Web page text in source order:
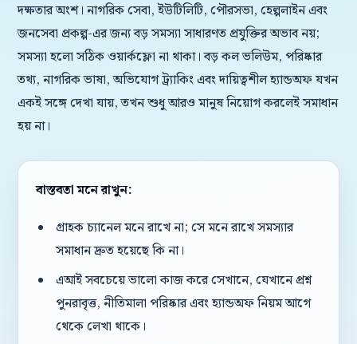
দক্ষতার অংশ। নাগরিক সেবা, ইউটিলিটি, পৌরসভা, হেল্পলাইন এবং
জনসেবা প্রকল্প-এর জন্য বড় সমস্যা সাধারণত প্রযুক্তির অভাব নয়;
সমস্যা হলো সঠিক ওয়ার্কফ্লো না থাকা। বড় কল ভলিউম, পরিষ্কার
তথ্য, নাগরিক ভাষা, অভিযোগ ট্র্যাকিং এবং দায়িত্বশীল হ্যান্ডঅফ যখন
একই সঙ্গে দেখা যায়, তখন শুধু আরও মানুষ নিয়োগ করলেই সমাধান
হয় না।
বাস্তবতা মনে রাখুন:
গ্রাহক চ্যানেল মনে রাখে না; সে মনে রাখে সমস্যার
সমাধান দ্রুত হয়েছে কি না।
এআই সবচেয়ে ভালো কাজ করে সেখানে, যেখানে প্রশ্ন
পুনরাবৃত্ত, নীতিমালা পরিষ্কার এবং হ্যান্ডঅফ নিয়ম আগে
থেকে লেখা থাকে।